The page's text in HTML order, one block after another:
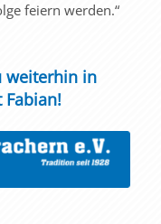
feiern werden.“
weiterhin in